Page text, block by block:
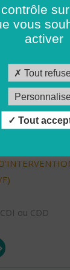
(H/F)
ou CDD
ou CDD
vous
activer
Tout
Tout